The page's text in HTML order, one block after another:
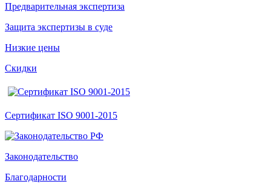
Предварительная экспертиза
Защита экспертизы в суде
Низкие цены
Скидки
Сертификат ISO 9001-2015
Законодательство
Благодарности